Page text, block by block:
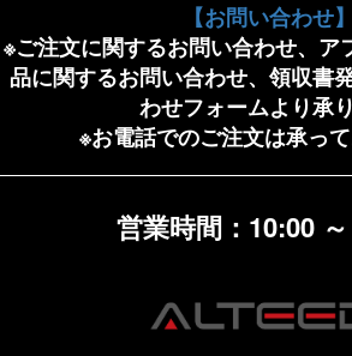
【お問い合わせ】
※ご注文に関するお問い合わせ、ア
品に関するお問い合わせ、領収書
わせフォームより承
※お電話でのご注文は承っ
営業時間：10:00